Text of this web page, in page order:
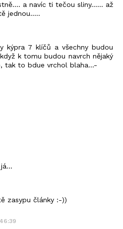
a navíc ti tečou sliny...... až
jednou.....
kýpra 7 klíčů a všechny budou
k tomu budou navrch nějaký
tak to bdue vrchol blaha...-
zasypu články :-))